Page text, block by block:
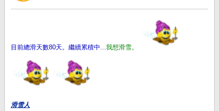
目前總滑天數80天。繼續累積中... 我想滑雪。
滑雪人